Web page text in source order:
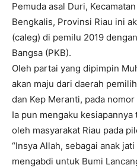
Pemuda asal Duri,
Bengkalis, Provinsi Riau ini
(caleg) di pemilu 2019
Bangsa (PKB).
Oleh partai yang dipimpin
akan maju dari daerah
dan Kep Meranti, pada
Ia pun mengaku
oleh masyarakat Riau pada
“Insya Allah, sebagai anak
mengabdi untuk Bumi